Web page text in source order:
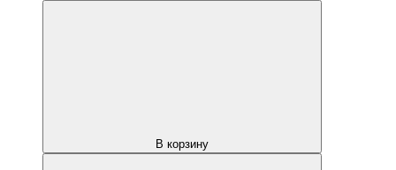
В корзину